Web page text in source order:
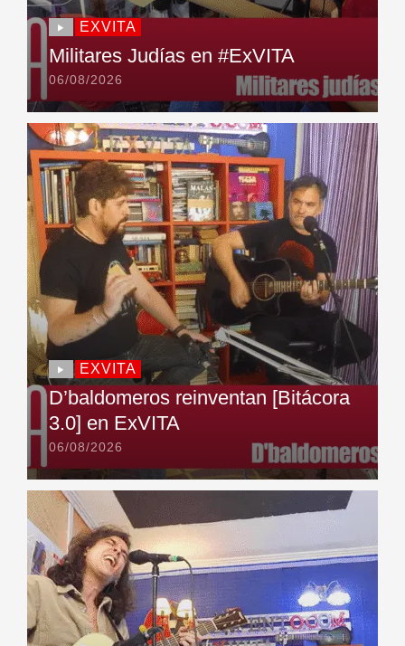
EXVITA
Militares Judías en #ExVITA
06/08/2026
EXVITA
D’baldomeros reinventan [Bitácora
3.0] en ExVITA
06/08/2026